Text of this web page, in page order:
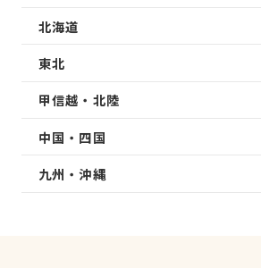
北海道
東北
甲信越・北陸
中国・四国
九州・沖縄